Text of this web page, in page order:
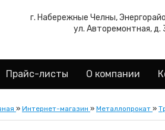
г. Набережные Челны,
ул. Авторемонтная, д.
Прайс-листы О компании
» Интернет-магазин » Металлопрокат »